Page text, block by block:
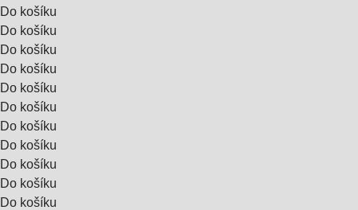
Do košíku
Do košíku
Do košíku
Do košíku
Do košíku
Do košíku
Do košíku
Do košíku
Do košíku
Do košíku
Do košíku